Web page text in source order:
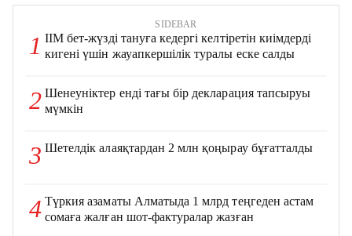
SIDEBAR
1 ІІМ бет-жүзді тануға кедергі келтіретін киімдерді
кигені үшін жауапкершілік туралы еске салды
2 Шенеуніктер енді тағы бір декларация тапсыруы
мүмкін
3 Шетелдік алаяқтардан 2 млн қоңырау бұғатталды
4 Түркия азаматы Алматыда 1 млрд теңгеден астам
сомаға жалған шот-фактуралар жазған